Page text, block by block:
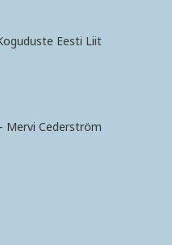
Eesti Liit
Mervi Cederström